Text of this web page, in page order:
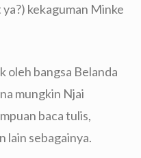
kekaguman Minke
oleh bangsa Belanda
mungkin Njai
baca tulis,
lain sebagainya.